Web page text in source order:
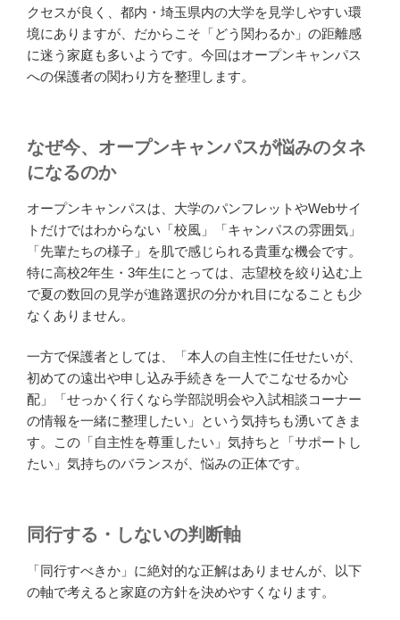
クセスが良く、都内・埼玉県内の大学を見学しやすい環
境にありますが、だからこそ「どう関わるか」の距離感
に迷う家庭も多いようです。今回はオープンキャンパス
への保護者の関わり方を整理します。
なぜ今、オープンキャンパスが悩みのタネ
になるのか
オープンキャンパスは、大学のパンフレットやWebサイ
トだけではわからない「校風」「キャンパスの雰囲気」
「先輩たちの様子」を肌で感じられる貴重な機会です。
特に高校2年生・3年生にとっては、志望校を絞り込む上
で夏の数回の見学が進路選択の分かれ目になることも少
なくありません。
一方で保護者としては、「本人の自主性に任せたいが、
初めての遠出や申し込み手続きを一人でこなせるか心
配」「せっかく行くなら学部説明会や入試相談コーナー
の情報を一緒に整理したい」という気持ちも湧いてきま
す。この「自主性を尊重したい」気持ちと「サポートし
たい」気持ちのバランスが、悩みの正体です。
同行する・しないの判断軸
「同行すべきか」に絶対的な正解はありませんが、以下
の軸で考えると家庭の方針を決めやすくなります。